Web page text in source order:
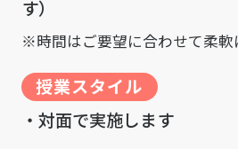
す）
※時間はご要望に合わせて柔軟
授業スタイル
‧対面で実施します